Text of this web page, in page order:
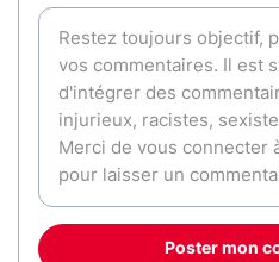
Poster mon